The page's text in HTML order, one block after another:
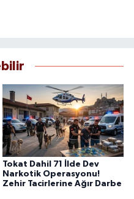
Tokat Dahil 71 İlde Dev
Narkotik Operasyonu!
Zehir Tacirlerine Ağır Darbe